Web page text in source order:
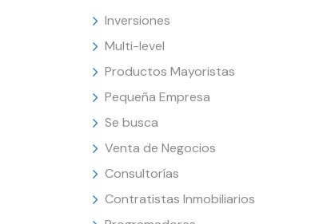
Inversiones
Multi-level
Productos Mayoristas
Pequeña Empresa
Se busca
Venta de Negocios
Consultorías
Contratistas Inmobiliarios